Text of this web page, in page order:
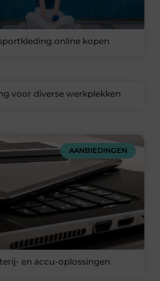
online kopen
voor diverse werkplekken
AANBIEDINGEN
en accu-oplossingen